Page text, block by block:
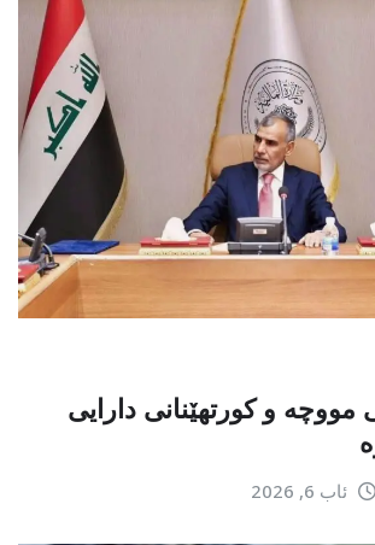
مووچە و کورتهێنانی دارایی
ئاب 6, 2026